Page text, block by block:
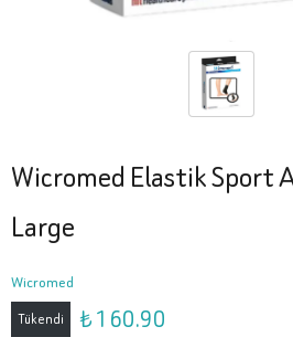
Wicromed Elastik Sport
Large
Wicromed
Tükendi ₺ 160.90